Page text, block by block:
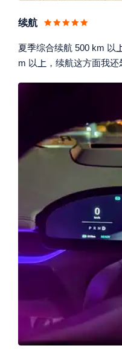
续航
夏季综合续航 500 km 以
m 以  ，续航这方面我还